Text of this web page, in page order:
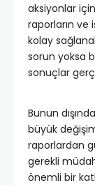
aksiyonlar
raporların ve
kolay
sorun yoksa
sonuçlar
Bunun
büyük
raporlardan
gerekli
önemli bir